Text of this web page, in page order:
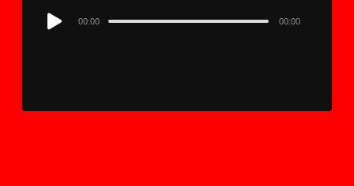
Audio
00:00 00:00